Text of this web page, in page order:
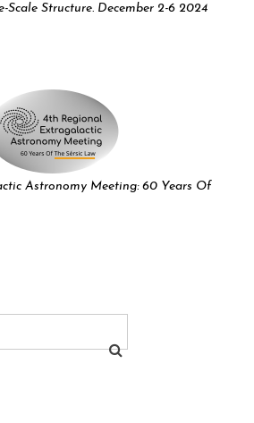
Scale Structure. December 2-6 2024
Astronomy Meeting: 60 Years Of